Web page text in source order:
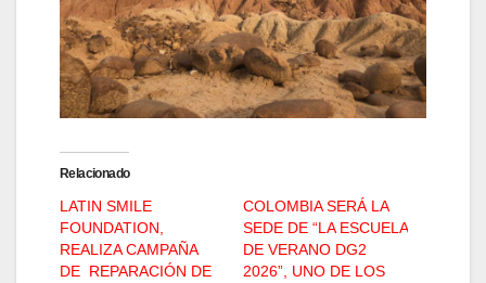
Relacionado
LATIN SMILE
FOUNDATION,
REALIZA CAMPAÑA
DE REPARACIÓN DE
COLOMBIA SERÁ LA
SEDE DE “LA ESCUELA
DE VERANO DG2
2026”, UNO DE LOS